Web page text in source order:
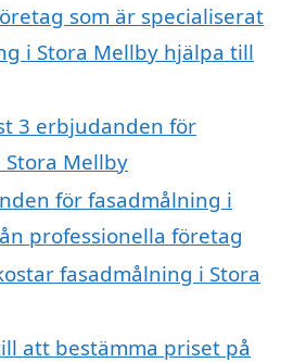
som är specialiserat
i Stora Mellby hjälpa till
3 erbjudanden för
Mellby
för fasadmålning i
professionella företag
fasadmålning i Stora
att bestämma priset på